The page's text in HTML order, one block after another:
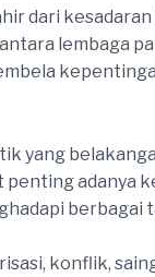
dari
lembaga
yang
adanya
berbagai
konflik,